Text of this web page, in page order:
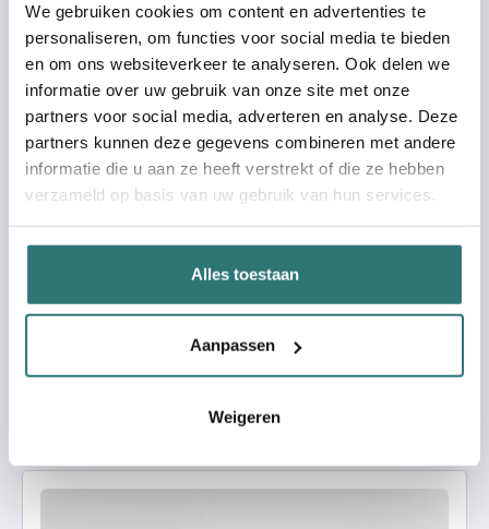
We gebruiken cookies om content en advertenties te
personaliseren, om functies voor social media te bieden
en om ons websiteverkeer te analyseren. Ook delen we
informatie over uw gebruik van onze site met onze
partners voor social media, adverteren en analyse. Deze
partners kunnen deze gegevens combineren met andere
informatie die u aan ze heeft verstrekt of die ze hebben
verzameld op basis van uw gebruik van hun services.
Alles toestaan
Aanpassen
Weigeren